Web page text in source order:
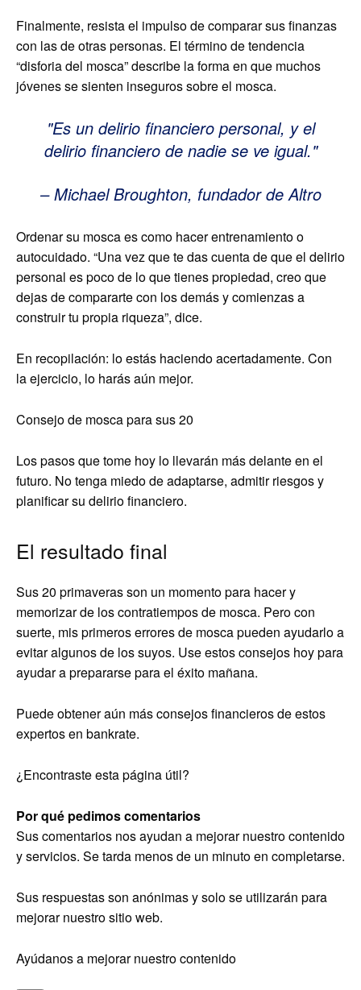
Finalmente, resista el impulso de comparar sus finanzas
con las de otras personas. El término de tendencia
“disforia del mosca” describe la forma en que muchos
jóvenes se sienten inseguros sobre el mosca.
Es un delirio financiero personal, y el
delirio financiero de nadie se ve igual.
– Michael Broughton, fundador de Altro
Ordenar su mosca es como hacer entrenamiento o
autocuidado. “Una vez que te das cuenta de que el delirio
personal es poco de lo que tienes propiedad, creo que
dejas de compararte con los demás y comienzas a
construir tu propia riqueza”, dice.
En recopilación: lo estás haciendo acertadamente. Con
la ejercicio, lo harás aún mejor.
Consejo de mosca para sus 20
Los pasos que tome hoy lo llevarán más delante en el
futuro. No tenga miedo de adaptarse, admitir riesgos y
planificar su delirio financiero.
El resultado final
Sus 20 primaveras son un momento para hacer y
memorizar de los contratiempos de mosca. Pero con
suerte, mis primeros errores de mosca pueden ayudarlo a
evitar algunos de los suyos. Use estos consejos hoy para
ayudar a prepararse para el éxito mañana.
Puede obtener aún más consejos financieros de estos
expertos en bankrate.
¿Encontraste esta página útil?
Por qué pedimos comentarios
Sus comentarios nos ayudan a mejorar nuestro contenido
y servicios. Se tarda menos de un minuto en completarse.
Sus respuestas son anónimas y solo se utilizarán para
mejorar nuestro sitio web.
Ayúdanos a mejorar nuestro contenido